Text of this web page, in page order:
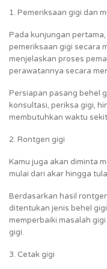
1. Pemeriksaan gigi dan
Pada kunjungan
pemeriksaan gigi secara
menjelaskan proses
perawatannya secara
Persiapan pasang behel
konsultasi, periksa gigi,
membutuhkan waktu
2. Rontgen gigi
Kamu juga akan diminta
mulai dari akar hingga
Berdasarkan hasil
ditentukan jenis behel
memperbaiki masalah
gigi.
3. Cetak gigi